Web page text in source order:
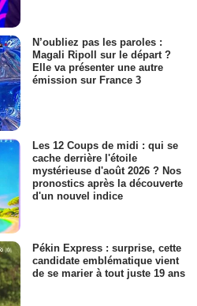
N’oubliez pas les paroles :
Magali Ripoll sur le départ ?
Elle va présenter une autre
émission sur France 3
Les 12 Coups de midi : qui se
cache derrière l'étoile
mystérieuse d'août 2026 ? Nos
pronostics après la découverte
d'un nouvel indice
Pékin Express : surprise, cette
candidate emblématique vient
de se marier à tout juste 19 ans